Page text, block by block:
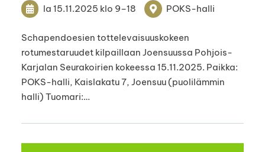
la 15.11.2025 klo 9–18 POKS-halli
Schapendoesien tottelevaisuuskokeen
rotumestaruudet kilpaillaan Joensuussa Pohjois-
Karjalan Seurakoirien kokeessa 15.11.2025. Paikka:
POKS-halli, Kaislakatu 7, Joensuu (puolilämmin
halli) Tuomari:…